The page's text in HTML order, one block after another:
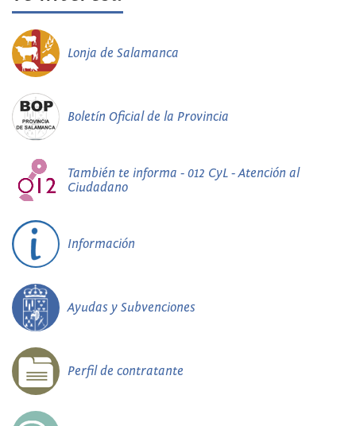
Lonja de Salamanca
Boletín Oficial de la Provincia
También te informa - 012 CyL - Atención al
Ciudadano
Información
Ayudas y Subvenciones
Perfil de contratante